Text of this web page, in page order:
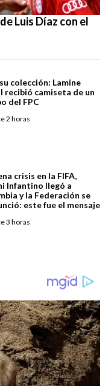
Luis Díaz con el
colección: Lamine
recibió camiseta de un
del FPC
2 horas
crisis en la FIFA,
Infantino llegó a
y la Federación se
este fue el mensaje
3 horas